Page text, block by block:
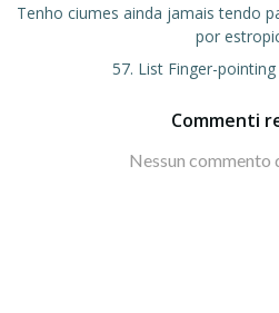
Tenho ciumes ainda jamais tendo
por
57. List Finger-pointing
Commenti
Nessun commento